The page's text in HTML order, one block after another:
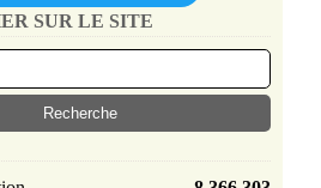
SUR LE SITE